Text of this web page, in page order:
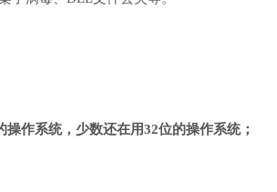
作系统，少数还在用32位的操作系统；